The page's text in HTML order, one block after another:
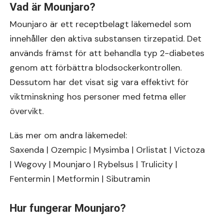
Vad är Mounjaro?
Mounjaro är ett receptbelagt läkemedel som
innehåller den aktiva substansen tirzepatid. Det
används främst för att behandla typ 2-diabetes
genom att förbättra blodsockerkontrollen.
Dessutom har det visat sig vara effektivt för
viktminskning hos personer med fetma eller
övervikt.
Läs mer om andra läkemedel:
Saxenda | Ozempic | Mysimba | Orlistat | Victoza
| Wegovy | Mounjaro | Rybelsus | Trulicity |
Fentermin | Metformin | Sibutramin
Hur fungerar Mounjaro?